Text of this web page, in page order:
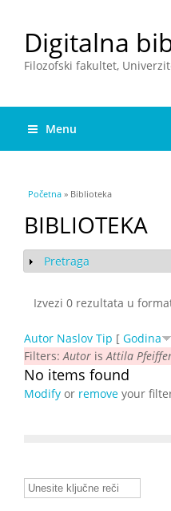
Digitalna
Filozofski fakultet,
Menu
You are here
Početna » Biblioteka
BIBLIOTEKA
Show
Pretraga
Izvezi 0 rezultata u
Autor Naslov Tip [ Godina
Filters: Autor is Attila
No items found
Modify or remove your
Unesite ključne reči